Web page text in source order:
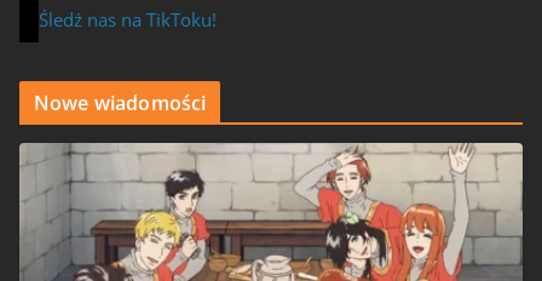
Śledź nas na TikToku!
Nowe wiadomości